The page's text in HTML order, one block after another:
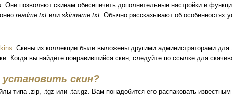
. Они позволяют скинам обесепечить дополнительные настройки и
readme.txt илиskinname.txt . Обычно рассказывают об особенностях
. Скины из коллекции были выложены другими администраторами
Когда вы найдёте понравившийся скин, следуйте по ссылке для
установить скин?
типа .zip, .tgz или .tar.gz. Вам понадобится его распаковать